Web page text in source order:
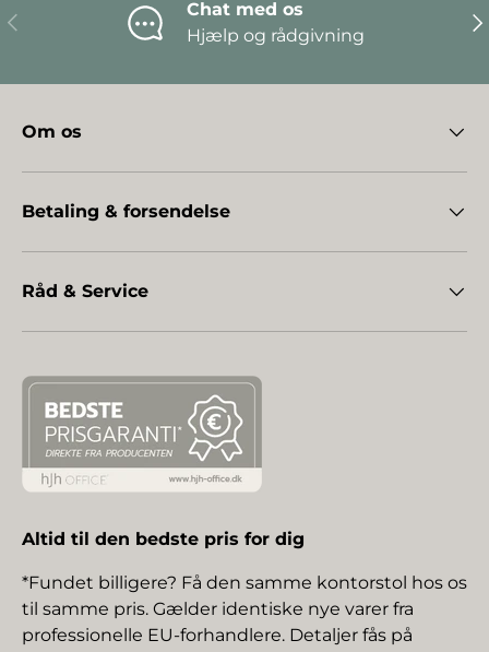
Forrige
Chat med os
Hjælp og rådgivning
Om os
Betaling & forsendelse
Råd & Service
Altid til den bedste pris for dig
*Fundet billigere? Få den samme kontorstol hos os
til samme pris. Gælder identiske nye varer fra
professionelle EU-forhandlere. Detaljer fås på